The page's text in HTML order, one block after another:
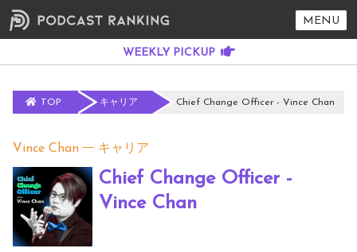
MENU
TOP キャリア Chief Change Officer - Vince Chan
Vince Chan キャリア
Chief Change Officer -
Vince Chan